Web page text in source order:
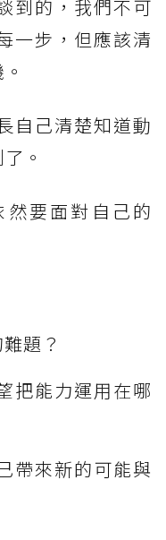
到的，我們不可
一步，但應該清
自己清楚知道動
。
要面對自己的
題？
把能力運用在哪
帶來新的可能與